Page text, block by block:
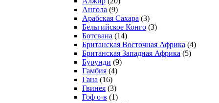
Ангола (9)
Арабская Сахара (3)
Бельгийское Конго (3)
Ботсвана (14)
Британская Восточная Африка (4)
Британская Западная Африка (5)
Бурунди (9)
Гамбия (4)
Гана (16)
Гвинея (3)
Гоф о-в (1)